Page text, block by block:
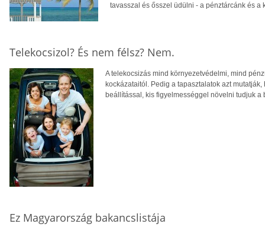
tavasszal és ősszel üdülni - a pénztárcánk és a
Telekocsizol? És nem félsz? Nem.
A telekocsizás mind környezetvédelmi, mind
kockázataitól. Pedig a tapasztalatok azt
beállítással, kis figyelmességgel növelni tudjuk a
Ez Magyarország bakancslistája